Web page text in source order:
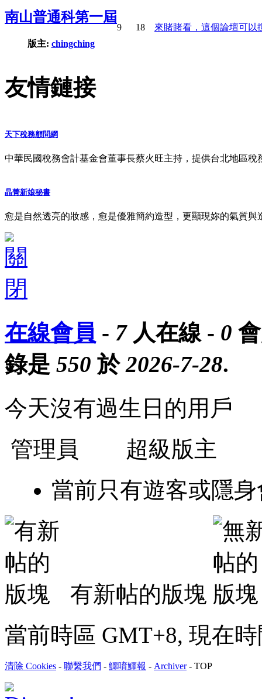
南山普通科第一屆
版主: chingching
9 18 來賭賭看，這個論壇可以
友情鏈接
天下稅務顧問網
中華民國稅務會計基金會董事長蔡火旺主持，提供台北地區
晶菁新娘秘書
愈是自然透亮的妝感，愈是優雅簡約造型，更顯現妳的氣質
在線會員 - 7人在線 - 0
錄是 550 於2026-7-28.
今天沒有過生日的用戶
管理員
超級版主
當前只有遊客或隱
有新帖的版塊
當前時區 GMT+8, 現在
清除 Cookies - 聯繫我們 - 鱷唷鱷報 - Archiver- TOP